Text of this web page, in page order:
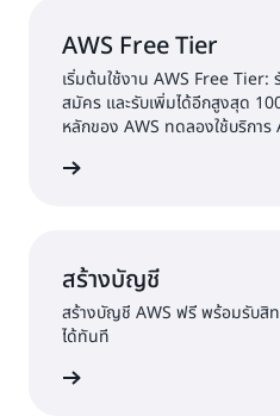
AWS Free Tier
เริ่มต้นใช้งาน AWS Free Tier:
สมัคร และรับเพิ่มได้อีกสูงสุด
หลักของ AWS ทดลองใช้บริกา
สร้างบัญชี
สร้างบัญชี AWS ฟรี พร้อมรับสิท
ได้ทันที